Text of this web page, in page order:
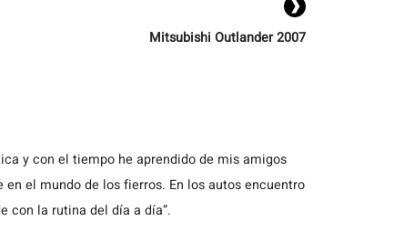
Mitsubishi Outlander 2007
y con el tiempo he aprendido de mis amigos
el mundo de los fierros. En los autos encuentro
con la rutina del día a día”.